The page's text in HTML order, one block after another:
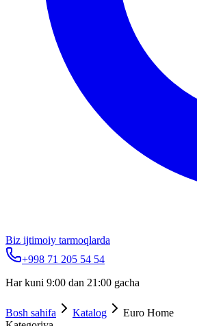
Biz ijtimoiy tarmoqlarda
+998 71 205 54 54
Har kuni 9:00 dan 21:00 gacha
Bosh sahifa Katalog
Euro Home